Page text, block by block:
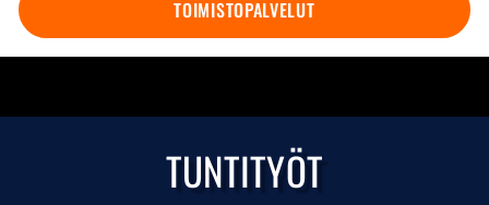
TOIMISTOPALVELUT
TUNTITYÖT